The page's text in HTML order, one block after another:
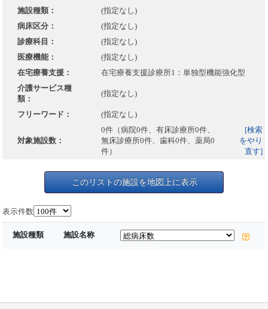
施設種類：
(指定なし)
病床区分：
(指定なし)
診療科目：
(指定なし)
医療機能：
(指定なし)
在宅療養支援：
在宅療養支援診療所1：単独型機能強化型
介護サービス種
類：
(指定なし)
フリーワード： (指定なし)
対象施設数：
0件（病院0件、有床診療所0件、
無床診療所0件、歯科0件、薬局0
件）
[検索
をやり
直す]
このリストの施設を地図上に表示
表示件数
施設種類 施設名称